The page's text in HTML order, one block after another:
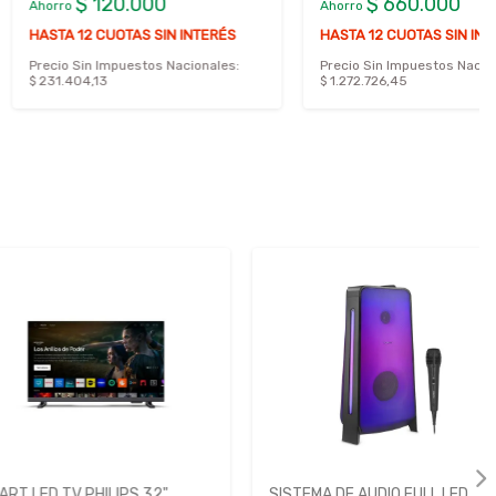
SIN INTERÉS
Nacionales:
HASTA 12 CUOTAS SIN INTERÉS
Precio Sin Impuestos Nacionales: